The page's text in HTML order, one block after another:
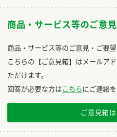
商品・サービス等のご意
商品・サービス等のご意見・ご要望
こちらの【ご意見箱】はメールア
ただけます。
回答が必要な方はこちらにご連絡を
ご意見箱